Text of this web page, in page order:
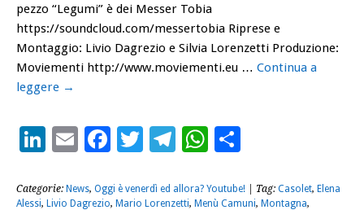
pezzo “Legumi” è dei Messer Tobia
https://soundcloud.com/messertobia Riprese e
Montaggio: Livio Dagrezio e Silvia Lorenzetti Produzione:
Moviementi http://www.moviementi.eu … Continua a
leggere →
LinkedIn
EmailFacebook
Twitter
Telegram
WhatsApp
Categorie: News, Oggi è venerdì ed allora? Youtube! | Tag: Casolet, Elena
Alessi, Livio Dagrezio, Mario Lorenzetti, Menù Camuni, Montagna,